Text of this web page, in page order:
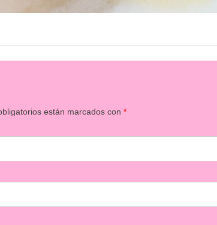
están marcados con*